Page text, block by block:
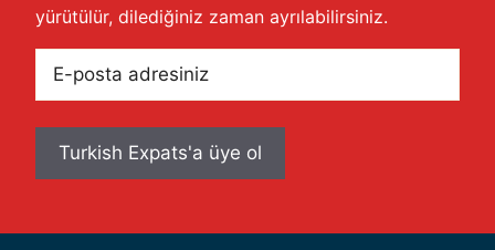
yürütülür, dilediğiniz zaman ayrılabilirsiniz.
posta
adresiniz